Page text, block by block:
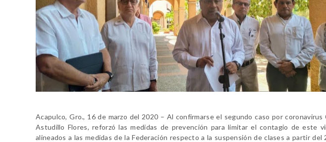
Acapulco, Gro., 16 de marzo del 2020 – Al confirmarse el segundo caso por
Astudillo Flores, reforzó las medidas de prevención para limitar el contagio de este
alineados a las medidas de la Federación respecto a la suspensión de clases a partir